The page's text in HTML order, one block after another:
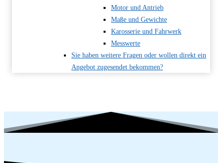
Motor und Antrieb
Maße und Gewichte
Karosserie und Fahrwerk
Messwerte
Sie haben weitere Fragen oder wollen direkt ein
Angebot zugesendet bekommen?